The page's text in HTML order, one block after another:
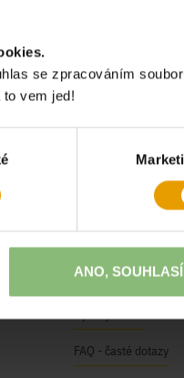
se zpracováním
vem jed!
ANO,
Chci odebírat novinky a
NAŠE SLUŽBY
Módní inspirace
Úpravy oděvů
FAQ - časté dotazy